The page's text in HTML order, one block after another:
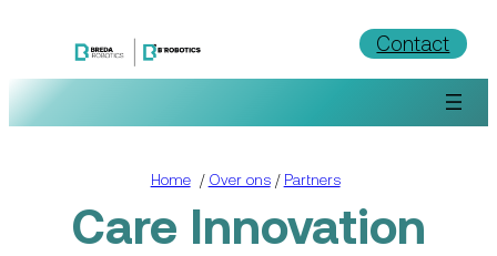
Contact
Home/ Over ons/ Partners
Care Innovation